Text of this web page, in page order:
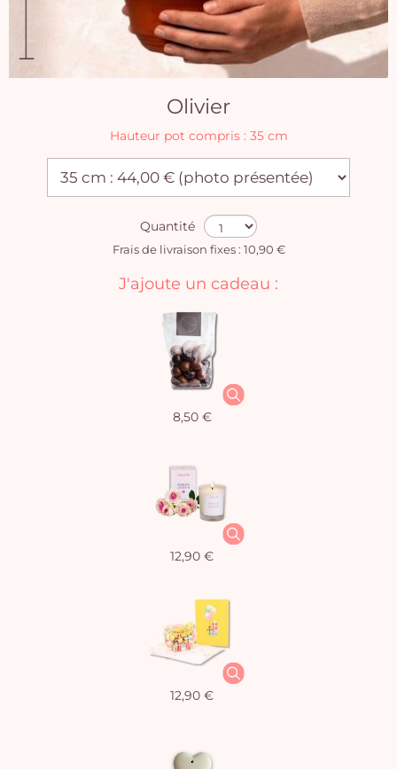
Olivier
Hauteur pot compris : 35 cm
Quantité
Frais de livraison fixes : 10,90 €
J'ajoute un cadeau :
8,50 €
12,90 €
12,90 €